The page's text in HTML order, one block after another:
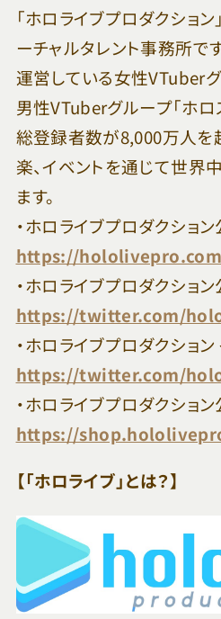
「ホロライブプロダクショ
ーチャルタレント事務所です
運営している女性VTuberグ
男性VTuberグループ「ホ
総登録者数が8,000万人を
楽、イベントを通じて世界
ます。
・ホロライブプロダクシ
https://
・ホロライブプロダク
https://twitter.com/
・ホロライブプロダクション
https://twitter.com/
・ホロライブプロダクショ
https://
【「ホロライブ」とは？】